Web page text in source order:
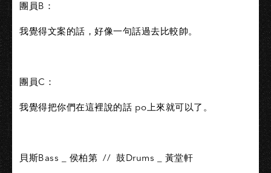
團員B：
我覺得文案的話，好像一句話過去比較帥。
團員C：
我覺得把你們在這裡說的話 po上來就可以了。
貝斯Bass _ 侯柏第 // 鼓Drums _ 黃堂軒